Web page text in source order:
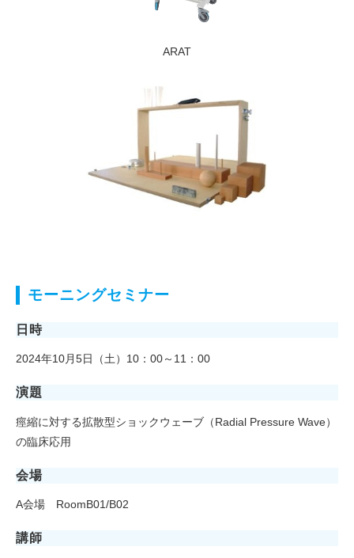
ARAT
モーニングセミナー
日時
2024年10月5日（土）10：00～11：00
演題
痙縮に対する拡散型ショックウェーブ（Radial Pressure Wave）
の臨床応用
会場
A会場 RoomB01/B02
講師